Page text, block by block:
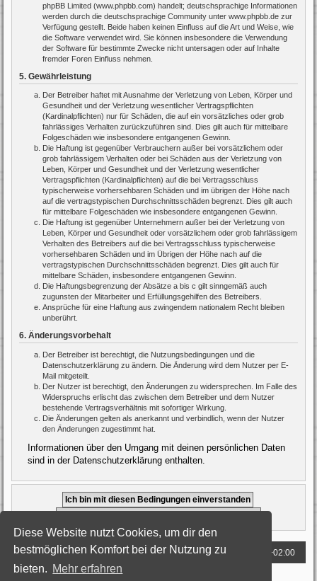
Diese Website nutzt Cookies, um dir den
bestmöglichen Komfort bei der Nutzung zu
bieten. Mehr erfahren
phpBB Limited (www.phpbb.com) handelt; deutschsprachige Informationen
werden durch die deutschsprachige Community unter www.phpbb.de zur
Verfügung gestellt. Beide haben keinen Einfluss auf die Art und Weise, wie
die Software verwendet wird. Sie können insbesondere die Verwendung
der Software für bestimmte Zwecke nicht untersagen oder auf Inhalte
fremder Foren Einfluss nehmen.
5. Gewährleistung
Der Betreiber haftet mit Ausnahme der Verletzung von Leben, Körper und
Gesundheit und der Verletzung wesentlicher Vertragspflichten
(Kardinalpflichten) nur für Schäden, die auf ein vorsätzliches oder grob
fahrlässiges Verhalten zurückzuführen sind. Dies gilt auch für mittelbare
Folgeschäden wie insbesondere entgangenen Gewinn.
Die Haftung ist gegenüber Verbrauchern außer bei vorsätzlichem oder
grob fahrlässigem Verhalten oder bei Schäden aus der Verletzung von
Leben, Körper und Gesundheit und der Verletzung wesentlicher
Vertragspflichten (Kardinalpflichten) auf die bei Vertragsschluss
typischerweise vorhersehbaren Schäden und im übrigen der Höhe nach
auf die vertragstypischen Durchschnittsschäden begrenzt. Dies gilt auch
für mittelbare Folgeschäden wie insbesondere entgangenen Gewinn.
Die Haftung ist gegenüber Unternehmern außer bei der Verletzung von
Leben, Körper und Gesundheit oder vorsätzlichem oder grob fahrlässigem
Verhalten des Betreibers auf die bei Vertragsschluss typischerweise
vorhersehbaren Schäden und im Übrigen der Höhe nach auf die
vertragstypischen Durchschnittsschäden begrenzt. Dies gilt auch für
mittelbare Schäden, insbesondere entgangenen Gewinn.
Die Haftungsbegrenzung der Absätze a bis c gilt sinngemäß auch
zugunsten der Mitarbeiter und Erfüllungsgehilfen des Betreibers.
Ansprüche für eine Haftung aus zwingendem nationalem Recht bleiben
unberührt.
6. Änderungsvorbehalt
Der Betreiber ist berechtigt, die Nutzungsbedingungen und die
Datenschutzerklärung zu ändern. Die Änderung wird dem Nutzer per E-
Mail mitgeteilt.
Der Nutzer ist berechtigt, den Änderungen zu widersprechen. Im Falle des
Widerspruchs erlischt das zwischen dem Betreiber und dem Nutzer
bestehende Vertragsverhältnis mit sofortiger Wirkung.
Die Änderungen gelten als anerkannt und verbindlich, wenn der Nutzer
den Änderungen zugestimmt hat.
Informationen über den Umgang mit deinen persönlichen Daten
sind in der Datenschutzerklärung enthalten.
Foren-Übersicht Alle Zeiten sind UTC+02:00
Powered byphpBB® Forum Software © phpBB Limited